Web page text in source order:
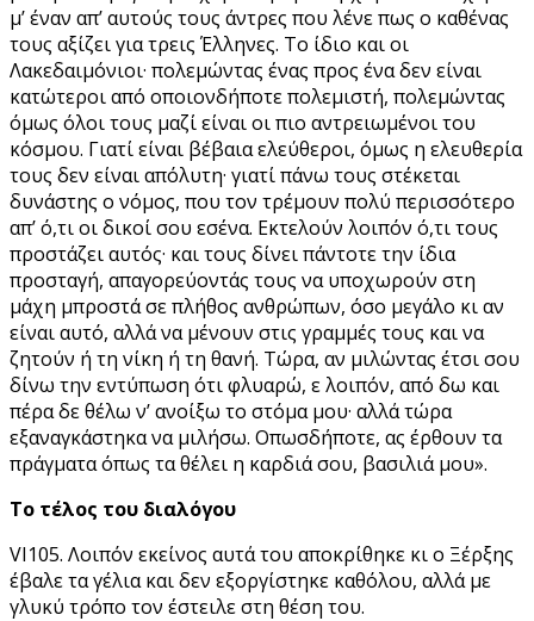
μ’ έναν απ’ αυτούς τους άντρες που λένε πως ο καθένας
τους αξίζει για τρεις Έλληνες. Tο ίδιο και οι
Λακεδαιμόνιοι· πολεμώντας ένας προς ένα δεν είναι
κατώτεροι από οποιονδήποτε πολεμιστή, πολεμώντας
όμως όλοι τους μαζί είναι οι πιο αντρειωμένοι του
κόσμου. Γιατί είναι βέβαια ελεύθεροι, όμως η ελευθερία
τους δεν είναι απόλυτη· γιατί πάνω τους στέκεται
δυνάστης ο νόμος, που τον τρέμουν πολύ περισσότερο
απ’ ό,τι οι δικοί σου εσένα. Εκτελούν λοιπόν ό,τι τους
προστάζει αυτός· και τους δίνει πάντοτε την ίδια
προσταγή, απαγορεύοντάς τους να υποχωρούν στη
μάχη μπροστά σε πλήθος ανθρώπων, όσο μεγάλο κι αν
είναι αυτό, αλλά να μένουν στις γραμμές τους και να
ζητούν ή τη νίκη ή τη θανή. Tώρα, αν μιλώντας έτσι σου
δίνω την εντύπωση ότι φλυαρώ, ε λοιπόν, από δω και
πέρα δε θέλω ν’ ανοίξω το στόμα μου· αλλά τώρα
εξαναγκάστηκα να μιλήσω. Οπωσδήποτε, ας έρθουν τα
πράγματα όπως τα θέλει η καρδιά σου, βασιλιά μου».
Το τέλος του διαλόγου
VΙ105. Λοιπόν εκείνος αυτά του αποκρίθηκε κι ο Ξέρξης
έβαλε τα γέλια και δεν εξοργίστηκε καθόλου, αλλά με
γλυκύ τρόπο τον έστειλε στη θέση του.